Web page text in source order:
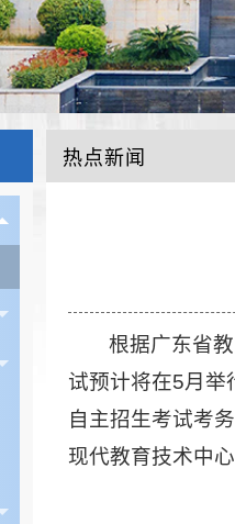
热点新闻
根据广东省
试预计将在5月举
自主招生考试考
现代教育技术中